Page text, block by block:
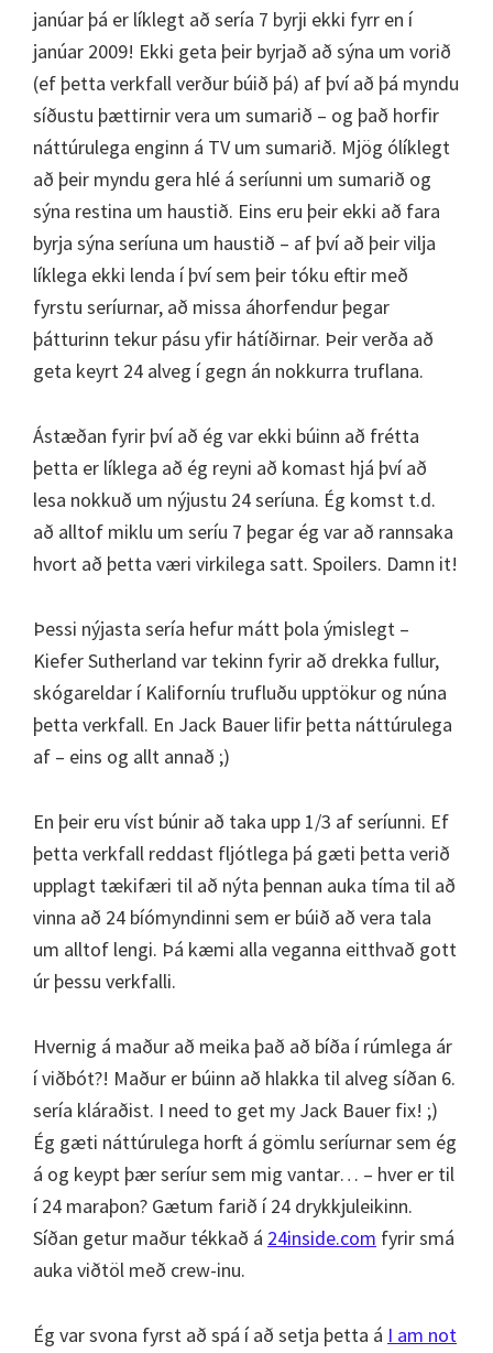
janúar þá er líklegt að sería 7 byrji ekki fyrr en í
janúar 2009! Ekki geta þeir byrjað að sýna um vorið
(ef þetta verkfall verður búið þá) af því að þá myndu
síðustu þættirnir vera um sumarið – og það horfir
náttúrulega enginn á TV um sumarið. Mjög ólíklegt
að þeir myndu gera hlé á seríunni um sumarið og
sýna restina um haustið. Eins eru þeir ekki að fara
byrja sýna seríuna um haustið – af því að þeir vilja
líklega ekki lenda í því sem þeir tóku eftir með
fyrstu seríurnar, að missa áhorfendur þegar
þátturinn tekur pásu yfir hátíðirnar. Þeir verða að
geta keyrt 24 alveg í gegn án nokkurra truflana.
Ástæðan fyrir því að ég var ekki búinn að frétta
þetta er líklega að ég reyni að komast hjá því að
lesa nokkuð um nýjustu 24 seríuna. Ég komst t.d.
að alltof miklu um seríu 7 þegar ég var að rannsaka
hvort að þetta væri virkilega satt. Spoilers. Damn it!
Þessi nýjasta sería hefur mátt þola ýmislegt –
Kiefer Sutherland var tekinn fyrir að drekka fullur,
skógareldar í Kaliforníu trufluðu upptökur og núna
þetta verkfall. En Jack Bauer lifir þetta náttúrulega
af – eins og allt annað ;)
En þeir eru víst búnir að taka upp 1/3 af seríunni. Ef
þetta verkfall reddast fljótlega þá gæti þetta verið
upplagt tækifæri til að nýta þennan auka tíma til að
vinna að 24 bíómyndinni sem er búið að vera tala
um alltof lengi. Þá kæmi alla veganna eitthvað gott
úr þessu verkfalli.
Hvernig á maður að meika það að bíða í rúmlega ár
í viðbót?! Maður er búinn að hlakka til alveg síðan 6.
sería kláraðist. I need to get my Jack Bauer fix! ;)
Ég gæti náttúrulega horft á gömlu seríurnar sem ég
á og keypt þær seríur sem mig vantar… – hver er til
í 24 maraþon? Gætum farið í 24 drykkjuleikinn.
Síðan getur maður tékkað á 24inside.com fyrir smá
auka viðtöl með crew-inu.
Ég var svona fyrst að spá í að setja þetta á I am not